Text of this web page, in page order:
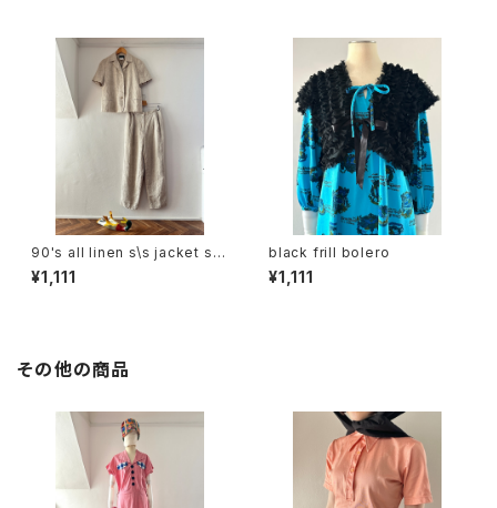
90's all linen s\s jacket set
up
¥1,111
black frill bolero
¥1,111
その他の商品